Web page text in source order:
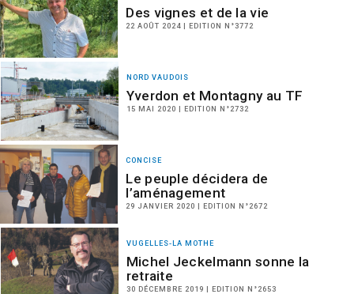
Des vignes et de la vie
22 AOÛT 2024 | EDITION N°3772
NORD VAUDOIS
Yverdon et Montagny au TF
15 MAI 2020 | EDITION N°2732
CONCISE
Le peuple décidera de
l’aménagement
29 JANVIER 2020 | EDITION N°2672
VUGELLES-LA MOTHE
Michel Jeckelmann sonne la
retraite
30 DÉCEMBRE 2019 | EDITION N°2653